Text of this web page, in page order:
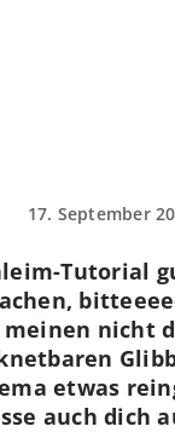
17. September
Tutorial
nicht
etwas
auch dich